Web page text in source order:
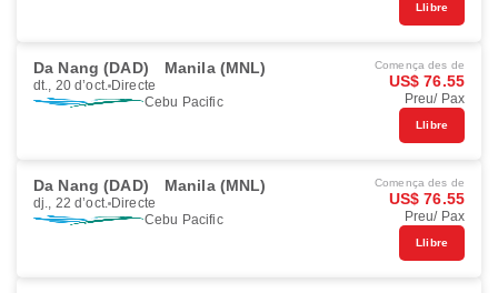
Llibre
Da Nang (DAD) Manila (MNL)
dt., 20 d’oct. Directe
Cebu Pacific
Comença des de
US$ 76.55
Preu/ Pax
Llibre
Da Nang (DAD) Manila (MNL)
dj., 22 d’oct. Directe
Cebu Pacific
Comença des de
US$ 76.55
Preu/ Pax
Llibre